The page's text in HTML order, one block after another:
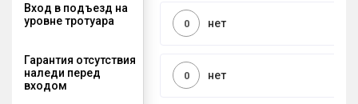
Вход в подъезд на
уровне тротуара
нет
0
Гарантия отсутствия
наледи перед
входом
нет
0